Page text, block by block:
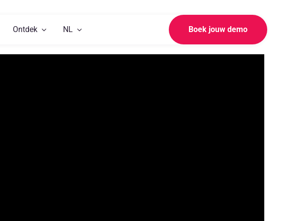
Ontdek NL Boek jouw demo